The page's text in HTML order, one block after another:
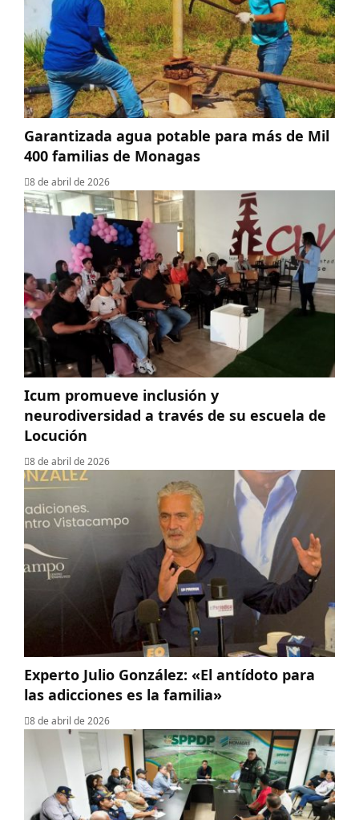
Garantizada agua potable para más de Mil
400 familias de Monagas
8 de abril de 2026
Icum promueve inclusión y
neurodiversidad a través de su escuela de
Locución
8 de abril de 2026
Experto Julio González: «El antídoto para
las adicciones es la familia»‎
8 de abril de 2026